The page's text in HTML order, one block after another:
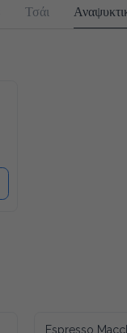
Τσάι Αναψυκτικά
Espresso